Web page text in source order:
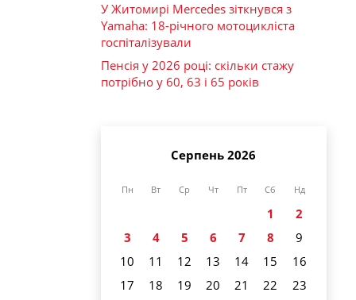
У Житомирі Mercedes зіткнувся з
Yamaha: 18-річного мотоцикліста
госпіталізували
Пенсія у 2026 році: скільки стажу
потрібно у 60, 63 і 65 років
Серпень 2026
Пн Вт Ср Чт Пт Сб Нд
1
2
3
4 5 6 7 8
9
10
11 12 13 14 15
16
17
18 19 20 21 22
23